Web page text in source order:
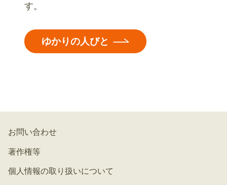
す。
ゆかりの人びと
お問い合わせ
著作権等
個人情報の取り扱いについて